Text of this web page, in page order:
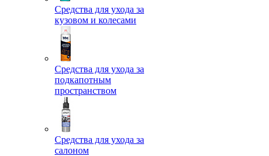
Средства для ухода за
кузовом и колесами
Средства для ухода за
подкапотным
пространством
Средства для ухода за
салоном